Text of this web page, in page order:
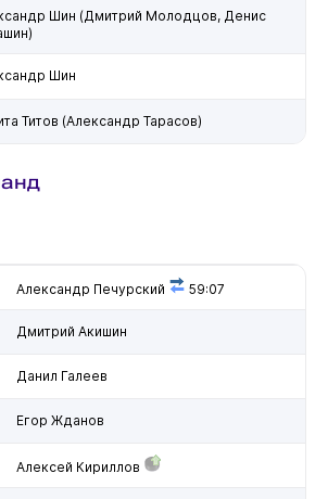
Шин (Дмитрий Молодцов, Денис
Шин
Титов (Александр Тарасов)
Александр Печурский 59:07
Дмитрий Акишин
Данил Галеев
Егор Жданов
Алексей Кириллов